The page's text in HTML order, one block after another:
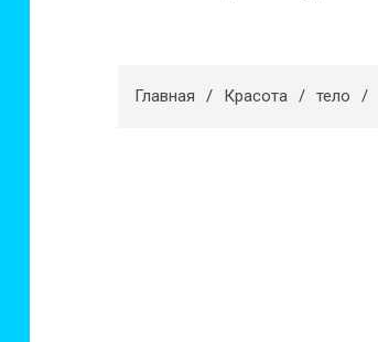
Главная Красота тело